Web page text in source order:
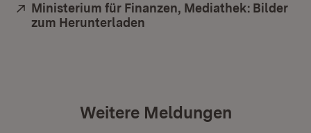
Extern:
Ministerium für Finanzen, Mediathek: Bilder
zum Herunterladen
Weitere Meldungen